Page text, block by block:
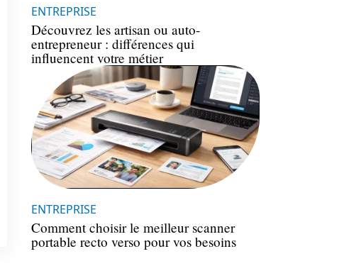
ENTREPRISE
Découvrez les artisan ou auto-
entrepreneur : différences qui
influencent votre métier
ENTREPRISE
Comment choisir le meilleur scanner
portable recto verso pour vos besoins